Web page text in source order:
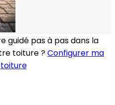
guidé pas à pas dans la
toiture ?Configurer ma
toiture